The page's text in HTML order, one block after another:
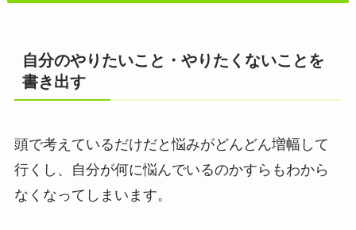
自分のやりたいこと・やりたくないことを
書き出す
頭で考えているだけだと悩みがどんどん増幅して
行くし、自分が何に悩んでいるのかすらもわから
なくなってしまいます。